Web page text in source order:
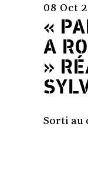
08 Oct
«
A
»
Sorti au